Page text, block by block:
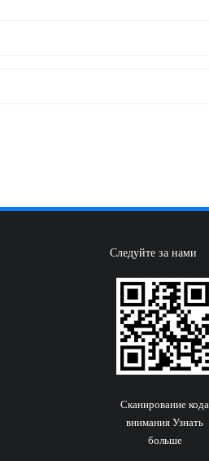
Следуйте за нами
Сканирование кода
внимания Узнать
больше